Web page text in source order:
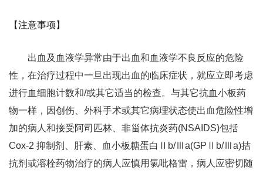
【注意事项】
出血及血液学异常由于出血和血液学不良反应的危险
性，在治疗过程中一旦出现出血的临床症状，就应立即考虑
进行血细胞计数和/或其它适当的检查。与其它抗血小板药
物一样，因创伤、外科手术或其它病理状态使出血危险性增
加的病人和接受阿司匹林、非甾体抗炎药(NSAIDS)包括
Cox-2 抑制剂、肝素、血小板糖蛋白Ⅱb/Ⅲa(GPⅡb/Ⅲa)拮
抗剂或溶栓药物治疗的病人应慎用氯吡格雷，病人应密切随